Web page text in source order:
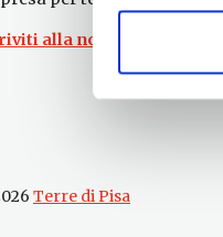
alla nostra Newsletter!
Terre di Pisa